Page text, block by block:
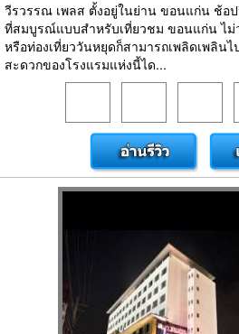
วีรวรรณ เพลส ตั้งอยู่ในย่าน ขอนแก่น ช้อ
ที่สมบูรณ์แบบสำหรับเที่ยวชม ขอนแก่น ไม่
หรือท่องเที่ยววันหยุดก็สามารถเพลิดเพลิน
สะดวกของโรงแรมแห่งนี้ได...